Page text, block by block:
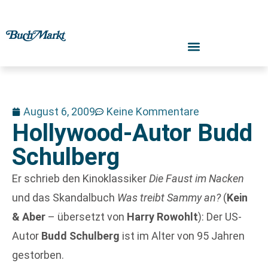
August 6, 2009 Keine Kommentare
Hollywood-Autor Budd
Schulberg
Er schrieb den KinoklassikerDie Faust im Nacken
und das Skandalbuch Was treibt Sammy an?(Kein
& Aber – übersetzt von Harry Rowohlt): Der US-
Autor Budd Schulberg ist im Alter von 95 Jahren
gestorben.